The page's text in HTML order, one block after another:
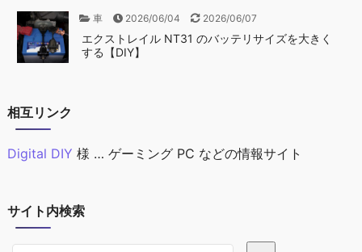
車 2026/06/04 2026/06/07
エクストレイル NT31 のバッテリサイズを大きく
する【DIY】
相互リンク
Digital DIY 様 … ゲーミング PC などの情報サイト
サイト内検索